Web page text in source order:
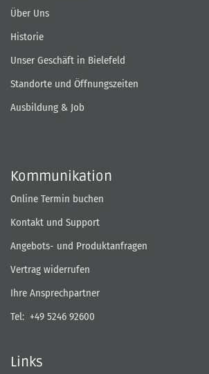
Über Uns
Historie
Unser Geschäft in Bielefeld
Standorte und Öffnungszeiten
Ausbildung & Job
Kommunikation
Online Termin buchen
Kontakt und Support
Angebots- und Produktanfragen
Vertrag widerrufen
Ihre Ansprechpartner
Tel: +49 5246 92600
Links